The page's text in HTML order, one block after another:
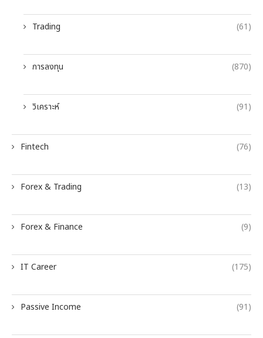
Trading (61)
การลงทุน (870)
วิเคราะห์ (91)
Fintech (76)
Forex & Trading (13)
Forex & Finance (9)
IT Career (175)
Passive Income (91)